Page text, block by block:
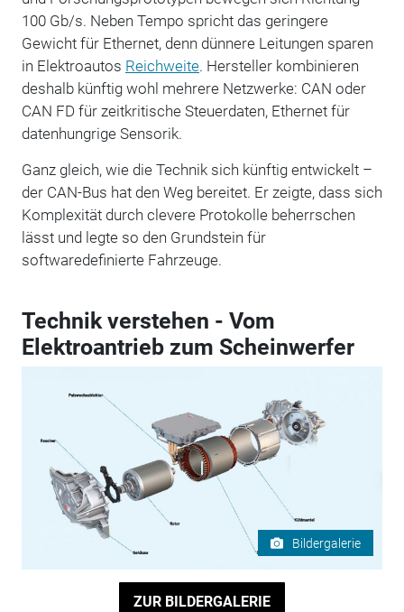
100 Gb/s. Neben Tempo spricht das geringere
Gewicht für Ethernet, denn dünnere Leitungen sparen
in Elektroautos Reichweite. Hersteller kombinieren
deshalb künftig wohl mehrere Netzwerke: CAN oder
CAN FD für zeitkritische Steuerdaten, Ethernet für
datenhungrige Sensorik.
Ganz gleich, wie die Technik sich künftig entwickelt –
der CAN-Bus hat den Weg bereitet. Er zeigte, dass sich
Komplexität durch clevere Protokolle beherrschen
lässt und legte so den Grundstein für
softwaredefinierte Fahrzeuge.
Technik verstehen - Vom
Elektroantrieb zum Scheinwerfer
Bildergalerie
ZUR BILDERGALERIE